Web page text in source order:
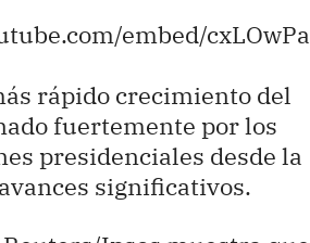
embed/cxLOwPa
rápido crecimiento del
fuertemente por los
presidenciales desde la
significativos.